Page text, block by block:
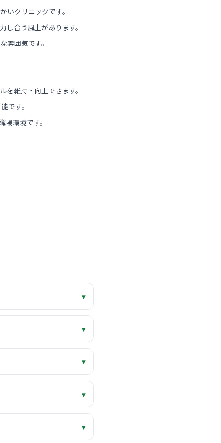
いクリニックです。
合う風土があります。
雰囲気です。
維持・向上できます。
です。
環境です。
▾
▾
▾
▾
▾